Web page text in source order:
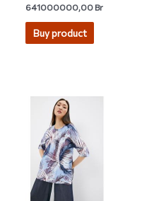
Rated
0
out
641000000,00Br
Buy product